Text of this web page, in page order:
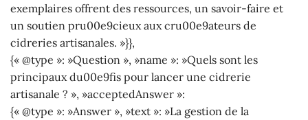
exemplaires offrent des ressources, un savoir-faire et
un soutien pru00e9cieux aux cru00e9ateurs de
cidreries artisanales. »}},
{« @type »: »Question », »name »: »Quels sont les
principaux du00e9fis pour lancer une cidrerie
artisanale ? », »acceptedAnswer »:
{« @type »: »Answer », »text »: »La gestion de la